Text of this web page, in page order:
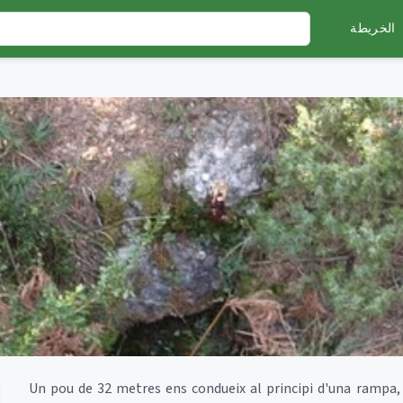
الخريطة
Un pou de 32 metres ens condueix al principi d'una